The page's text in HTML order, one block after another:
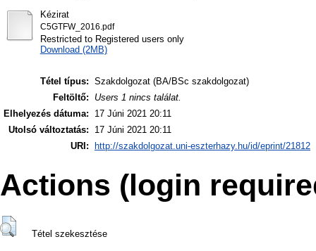
Kézirat
C5GTFW_2016.pdf
Restricted to Registered users only
Download (2MB)
Tétel típus: Szakdolgozat (BA/BSc szakdolgozat)
Feltöltő:
Users 1 nincs találat.
Elhelyezés dátuma:
17 Júni 2021 20:11
Utolsó változtatás:
17 Júni 2021 20:11
URI:
http://szakdolgozat.uni-eszterhazy.hu/id/eprint/21812
Actions (login
Tétel szekesztése